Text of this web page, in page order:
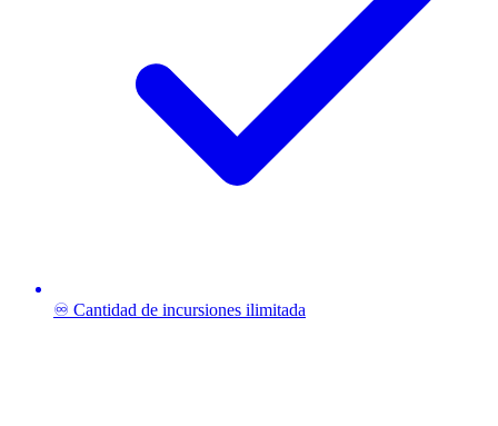
♾️ Cantidad de incursiones ilimitada